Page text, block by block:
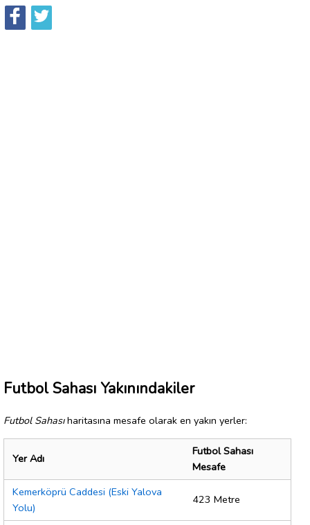
Futbol Sahası Yakınındakiler
Futbol Sahasıharitasına mesafe olarak en yakın yerler:
Yer Adı
Futbol Sahası
Mesafe
Kemerköprü Caddesi (Eski Yalova
Yolu)
423 Metre